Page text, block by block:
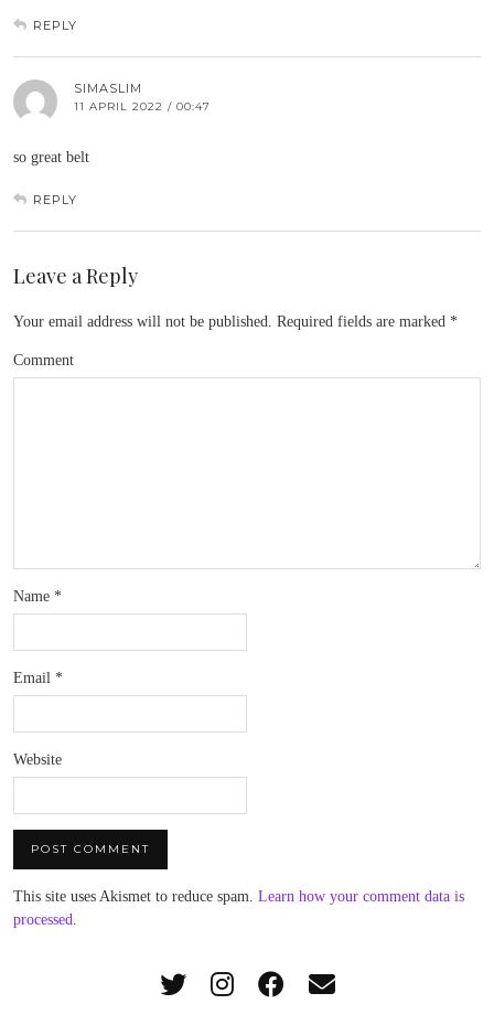
REPLY
SIMASLIM
11 APRIL 2022 / 00:47
so great belt
REPLY
Leave a Reply
Your email address will not be published. Required fields are marked *
Comment
Name *
Email *
Website
This site uses Akismet to reduce spam. Learn how your comment data is
processed